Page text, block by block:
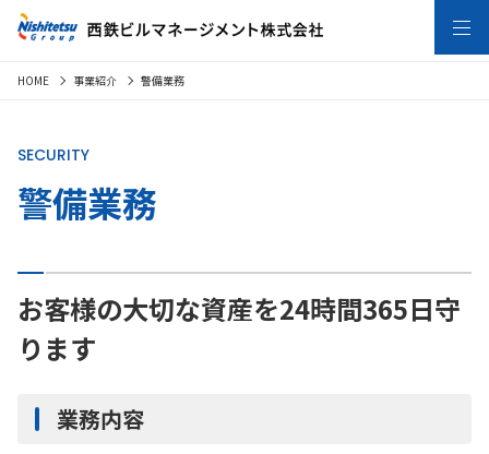
HOME 事業紹介 警備業務
警備業務
SECURITY
お客様の大切な資産を24時間365日守
ります
業務内容